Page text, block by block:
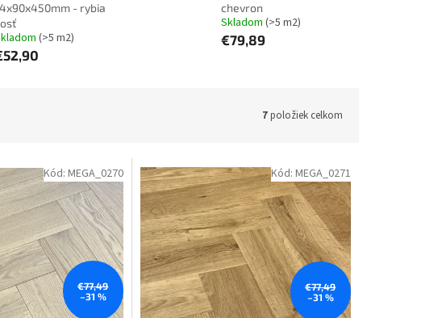
- rybia
(>5 m2)
chevron
Skladom (>5 m2)
€79,89
7položiek celkom
€77,49
–31 %
Kód: MEGA_0270
€77,49
–31 %
Kód: MEGA_0271